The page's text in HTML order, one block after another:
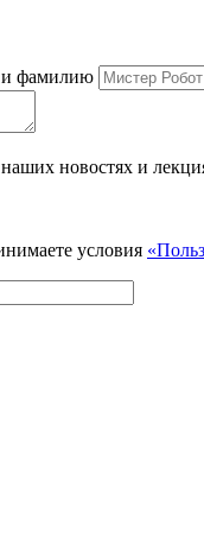
и фамилию
новостях и
условия